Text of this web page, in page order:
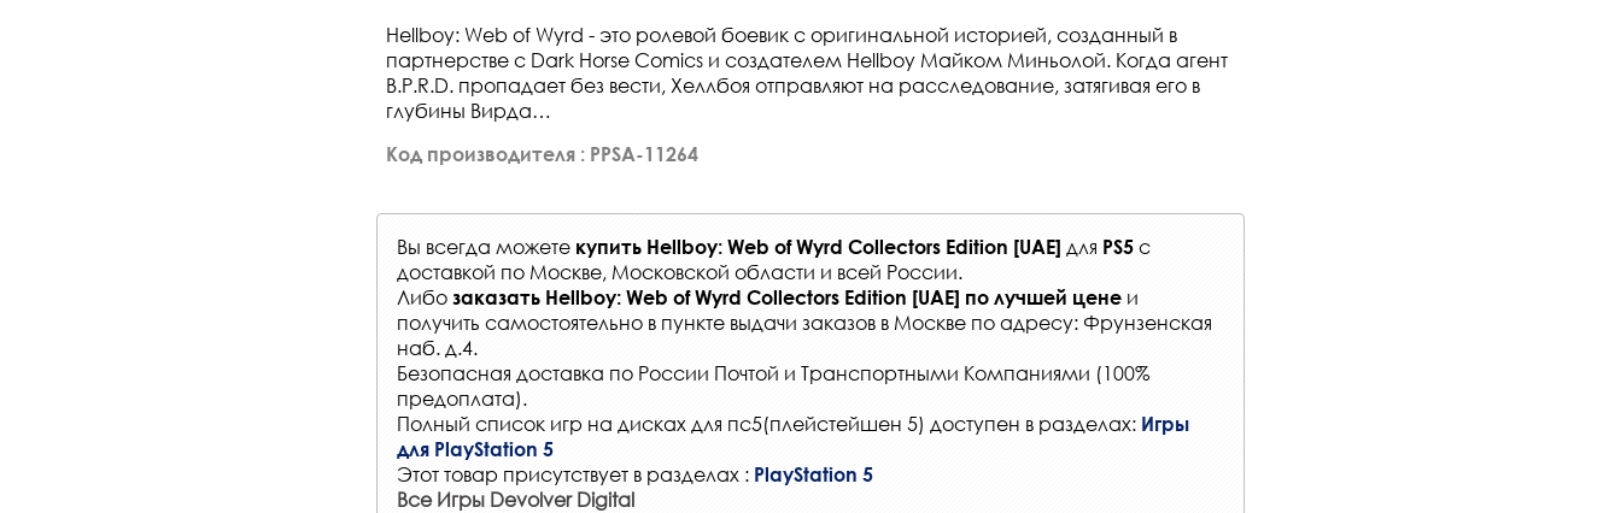
Hellboy: Web of Wyrd - это ролевой боевик с оригинальной историей, созданный в
партнерстве с Dark Horse Comics и создателем Hellboy Майком Миньолой. Когда агент
B.P.R.D. пропадает без вести, Хеллбоя отправляют на расследование, затягивая его в
глубины Вирда…
Код производителя : PPSA-11264
Вы всегда можете купить Hellboy: Web of Wyrd Collectors Edition [UAE] для PS5 с
доставкой по Москве, Московской области и всей России.
Либо заказать Hellboy: Web of Wyrd Collectors Edition [UAE] по лучшей цене и
получить самостоятельно в пункте выдачи заказов в Москве по адресу: Фрунзенская
наб. д.4.
Безопасная доставка по России Почтой и Транспортными Компаниями (100%
предоплата).
Полный список игр на дисках для пс5(плейстейшен 5) доступен в разделах: Игры
для PlayStation 5
Этот товар присутствует в разделах : PlayStation 5
Все Игры Devolver Digital